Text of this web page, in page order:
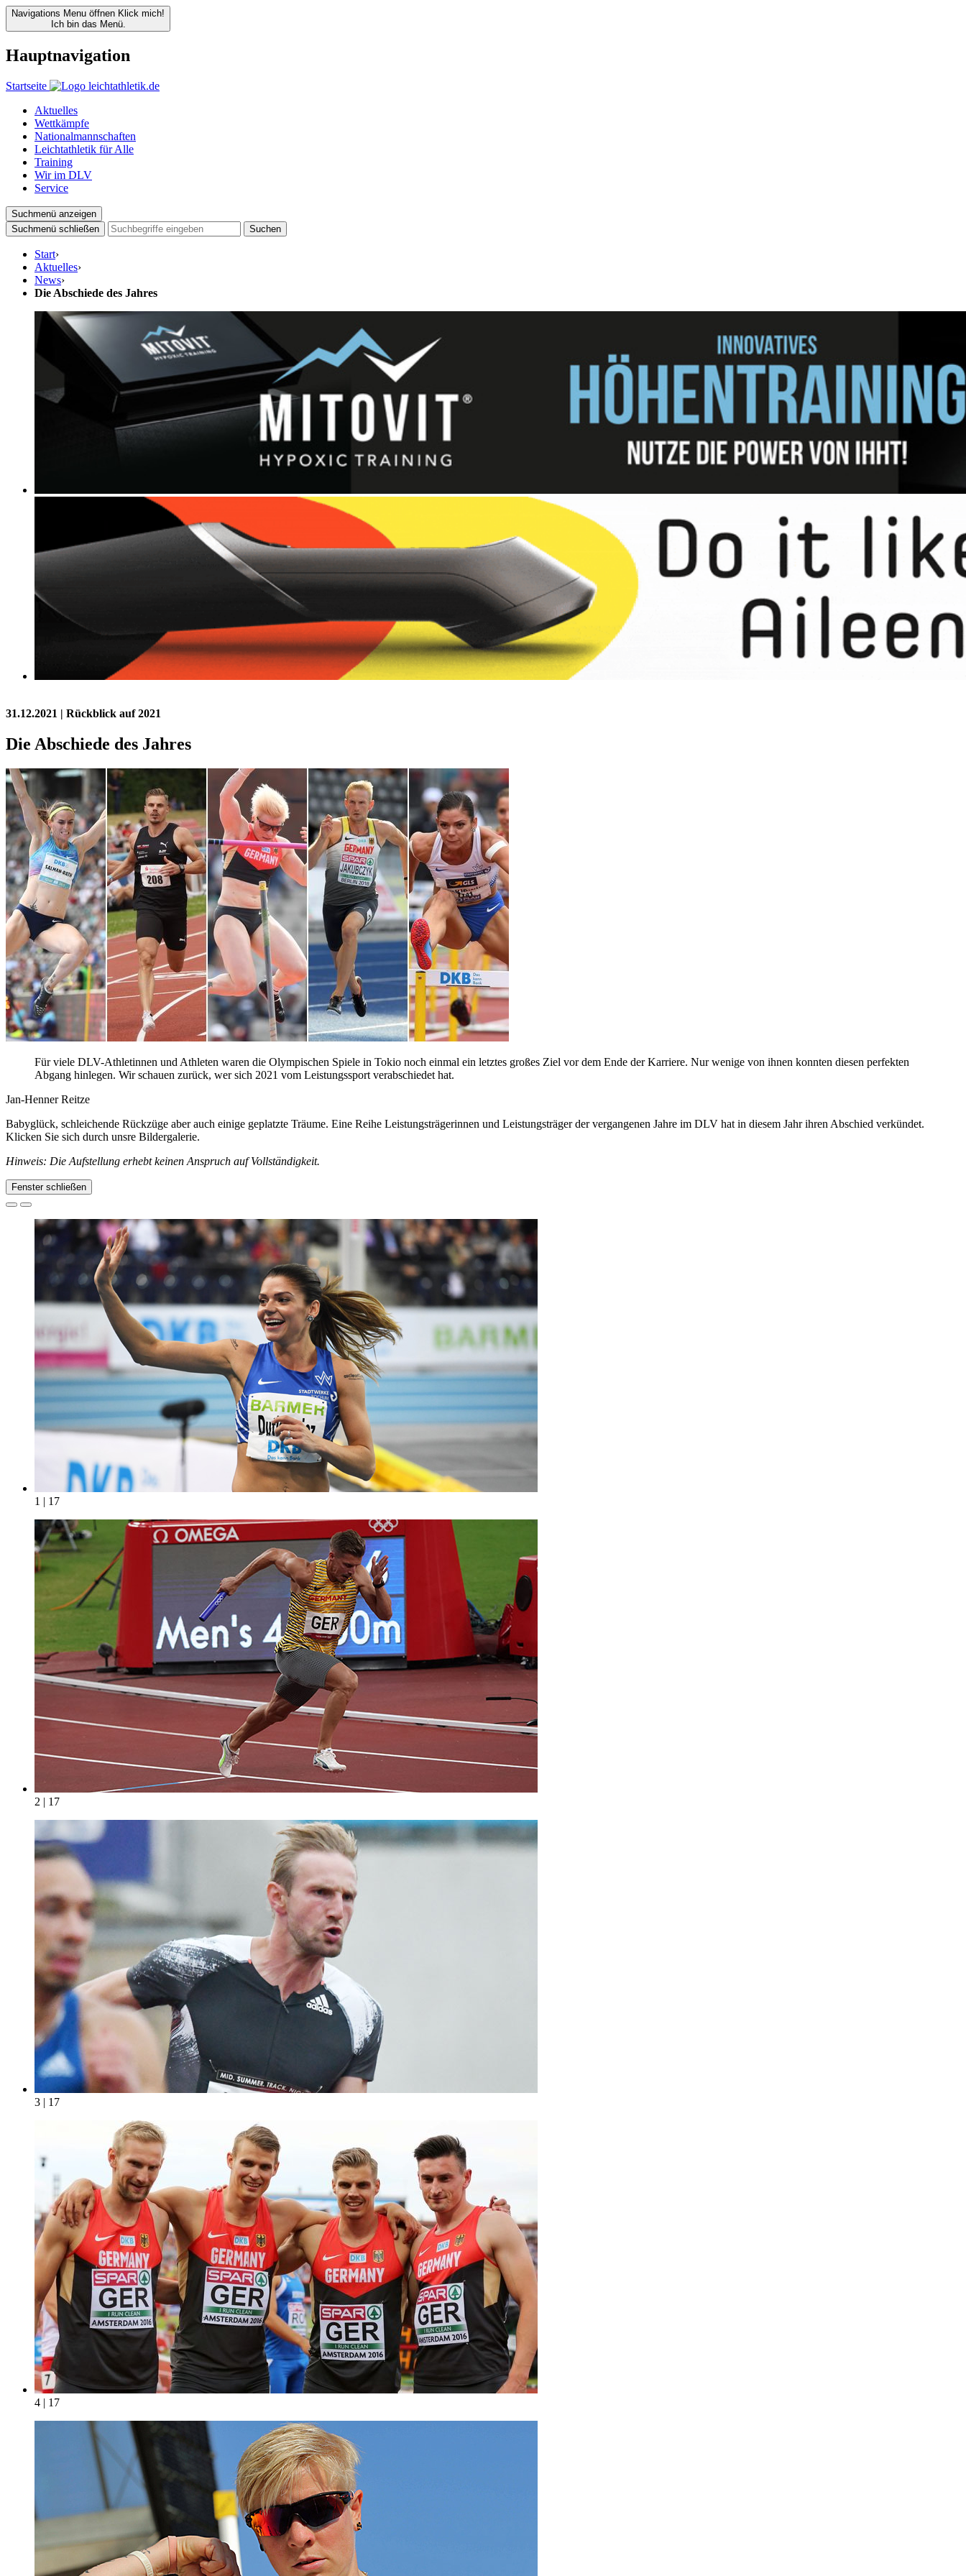
Navigations Menu öffnen Klick mich!
Ich bin das Menü.
Hauptnavigation
Startseite
Aktuelles
Wettkämpfe
Nationalmannschaften
Leichtathletik für Alle
Training
Wir im DLV
Service
Suchmenü anzeigen
Suchmenü schließen
Suchen
Start›
Aktuelles›
News›
Die Abschiede des Jahres
31.12.2021 | Rückblick auf 2021
Die Abschiede des Jahres
Für viele DLV-Athletinnen und Athleten waren die Olympischen Spiele in Tokio noch einmal ein letztes großes Ziel vor dem Ende der Karriere. Nur wenige von ihnen konnten diesen perfekten
Abgang hinlegen. Wir schauen zurück, wer sich 2021 vom Leistungssport verabschiedet hat.
Jan-Henner Reitze
Babyglück, schleichende Rückzüge aber auch einige geplatzte Träume. Eine Reihe Leistungsträgerinnen und Leistungsträger der vergangenen Jahre im DLV hat in diesem Jahr ihren Abschied verkündet.
Klicken Sie sich durch unsre Bildergalerie.
Hinweis: Die Aufstellung erhebt keinen Anspruch auf Vollständigkeit.
Fenster schließen
1 | 17
2 | 17
3 | 17
4 | 17